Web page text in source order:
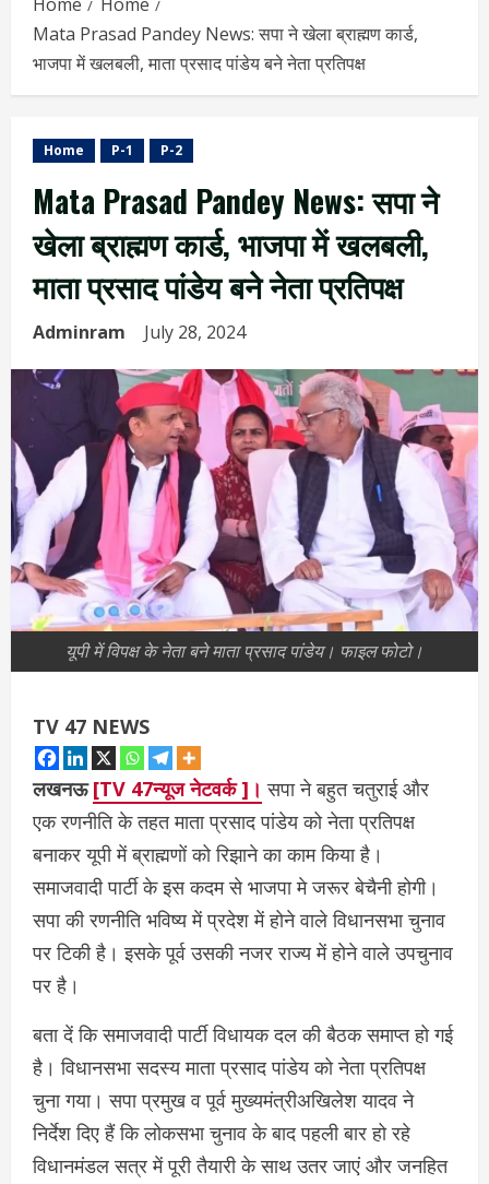
Mata Prasad Pandey News: सपा ने खेला ब्राह्मण कार्ड,
भाजपा में खलबली, माता प्रसाद पांडेय बने नेता प्रतिपक्ष
Home P-1 P-2
Mata Prasad Pandey News: सपा ने
खेला ब्राह्मण कार्ड, भाजपा में खलबली,
माता प्रसाद पांडेय बने नेता प्रतिपक्ष
Adminram July 28, 2024
यूपी में विपक्ष के नेता बने माता प्रसाद पांडेय। फाइल फोटो।
TV 47 NEWS
लखनऊ[TV 47न्यूज नेटवर्क ]। सपा ने बहुत चतुराई और
एक रणनीति के तहत माता प्रसाद पांडेय को नेता प्रतिपक्ष
बनाकर यूपी में ब्राह्मणों को रिझाने का काम किया है।
समाजवादी पार्टी के इस कदम से भाजपा मे जरूर बेचैनी होगी।
सपा की रणनीति भविष्य में प्रदेश में होने वाले विधानसभा चुनाव
पर टिकी है। इसके पूर्व उसकी नजर राज्य में होने वाले उपचुनाव
पर है।
बता दें कि समाजवादी पार्टी विधायक दल की बैठक समाप्त हो गई
है। विधानसभा सदस्य माता प्रसाद पांडेय को नेता प्रतिपक्ष
चुना गया। सपा प्रमुख व पूर्व मुख्यमंत्रीअखिलेश यादव ने
निर्देश दिए हैं कि लोकसभा चुनाव के बाद पहली बार हो रहे
विधानमंडल सत्र में पूरी तैयारी के साथ उतर जाएं और जनहित